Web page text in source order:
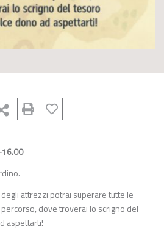
attrezzi potrai superare tutte le
dove troverai lo scrigno del
aspettarti!